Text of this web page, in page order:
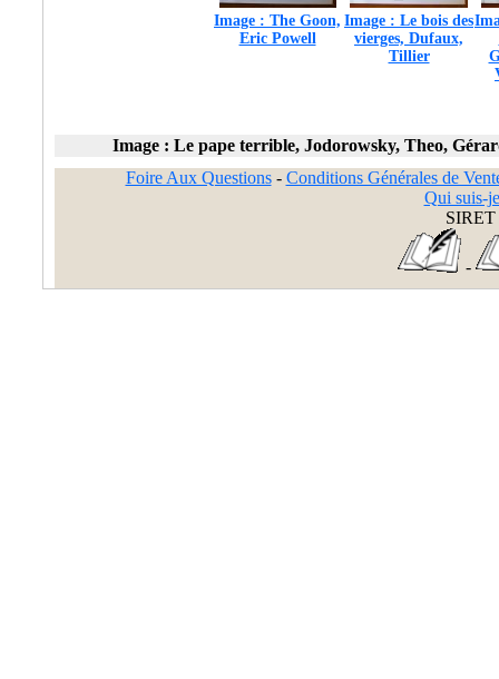
Image : The Goon,
Eric Powell
Image : Le bois des
vierges, Dufaux,
Tillier
Image : Le pape terrible, Jodorowsky, Theo,
Foire Aux Questions- Conditions Générales de
Qui suis-
SIRET
-